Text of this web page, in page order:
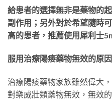
給患者的選擇無非是藥物的
副作用；另外對於希望隨時
高的患者，推薦使用犀利士
服用治療陽痿藥物無效的原
治療陽痿藥物家族雖然偉大
對樂威壯類藥物無效，無效